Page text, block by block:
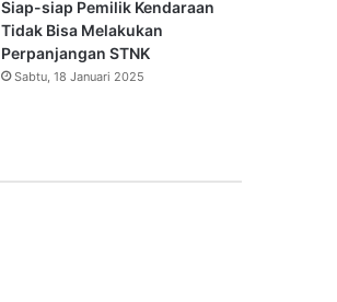
Siap-siap Pemilik Kendaraan
Tidak Bisa Melakukan
Perpanjangan STNK
Sabtu, 18 Januari 2025